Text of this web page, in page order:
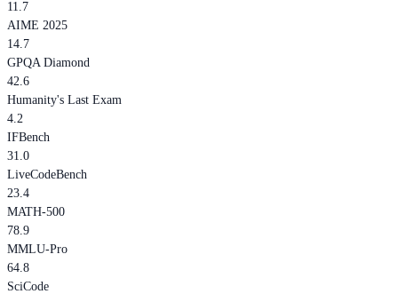
11.7
AIME 2025
14.7
GPQA Diamond
42.6
Humanity's Last Exam
4.2
IFBench
31.0
LiveCodeBench
23.4
MATH-500
78.9
MMLU-Pro
64.8
SciCode